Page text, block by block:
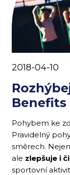
2018-04-10
Benefits
Pohybem ke
Pravidelný
směrech.
ale zlepšuje i
sportovní